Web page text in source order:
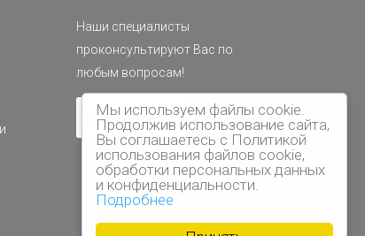
Мы используем файлы cookie.
Продолжив использование сайта,
Вы соглашаетесь с Политикой
использования файлов cookie,
обработки персональных данных
и конфиденциальности.
Подробнее
Наши специалисты
проконсультируют Вас по
любым вопросам!
Задать вопрос